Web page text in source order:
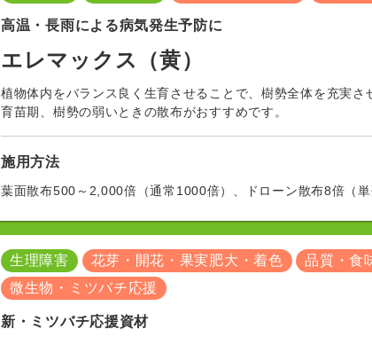
高温・長雨による病気発生予防に
エレマックス（黄）
植物体内をバランス良く生育させることで、樹勢全体を充実さ
育苗期、樹勢の弱いときの散布がおすすめです。
施用方法
葉面散布500～2,000倍（通常1000倍）、ドローン散布8倍（単
生理障害 花芽・開花・果実肥大・着色
品質・食
微生物・ミツバチ応援
新・ミツバチ応援資材